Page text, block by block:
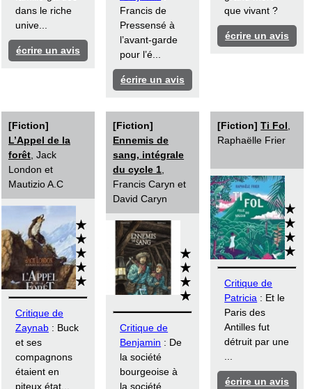
dans le riche
unive...
écrire un avis
Francis de
Pressensé à
l’avant-garde
pour l’é...
écrire un avis
que vivant ?
écrire un avis
[Fiction]
L’Appel de la
forêt , Jack
London et
Mautizio A.C
Critique de
Zaynab : Buck
et ses
compagnons
étaient en
piteux état...
[Fiction]
Ennemis de
sang, intégrale
du cycle 1
Francis Caryn et
David Caryn
Critique de
Benjamin : De
la société
bourgeoise à
la société
[Fiction]Ti Fol
Raphaëlle Frier
Critique de
Patricia : Et le
Paris des
Antilles fut
détruit par une
écrire un avis